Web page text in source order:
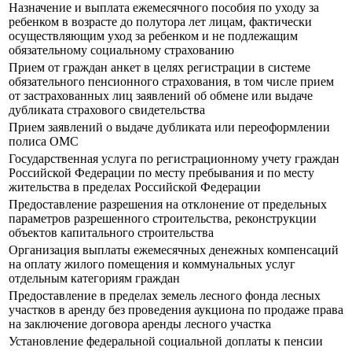
Назначение и выплата ежемесячного пособия по уходу за
ребенком в возрасте до полутора лет лицам, фактически
осуществляющим уход за ребенком и не подлежащим
обязательному социальному страхованию
Прием от граждан анкет в целях регистрации в системе
обязательного пенсионного страхования, в том числе прием
от застрахованных лиц заявлений об обмене или выдаче
дубликата страхового свидетельства
Прием заявлений о выдаче дубликата или переоформлении
полиса ОМС
Государственная услуга по регистрационному учету граждан
Российской Федерации по месту пребывания и по месту
жительства в пределах Российской Федерации
Предоставление разрешения на отклонение от предельных
параметров разрешенного строительства, реконструкции
объектов капитального строительства
Организация выплаты ежемесячных денежных компенсаций
на оплату жилого помещения и коммунальных услуг
отдельным категориям граждан
Предоставление в пределах земель лесного фонда лесных
участков в аренду без проведения аукциона по продаже права
на заключение договора аренды лесного участка
Установление федеральной социальной доплаты к пенсии